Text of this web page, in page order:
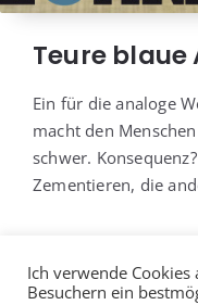
Teure blaue
Ein für die ana­lo­ge
macht den
schwer.
Zemen­tie­ren, die
Ich verwende
Besuchern ein